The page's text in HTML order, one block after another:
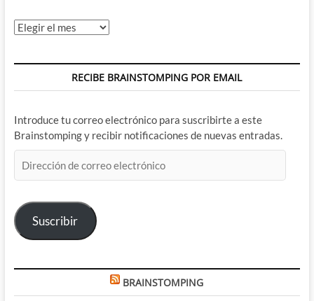
Archivos
RECIBE BRAINSTOMPING POR EMAIL
Introduce tu correo electrónico para suscribirte a este
Brainstomping y recibir notificaciones de nuevas entradas.
de
electrónico
Suscribir
BRAINSTOMPING